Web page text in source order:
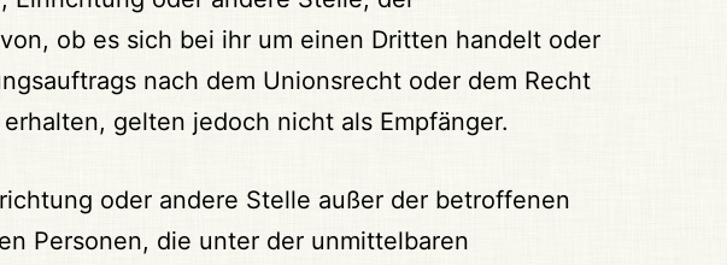
ob es sich bei ihr um einen Dritten handelt oder
nach dem Unionsrecht oder dem Recht
gelten jedoch nicht als Empfänger.
oder andere Stelle außer der betroffenen
Personen, die unter der unmittelbaren